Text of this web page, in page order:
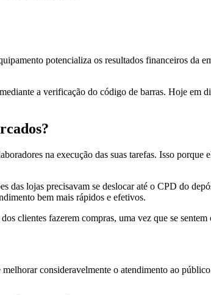
potencializa os resultados financeiros da
a verificação do código de barras. Hoje em
na execução das suas tarefas. Isso
das lojas precisavam se deslocar até o CPD do
bem mais rápidos e efetivos.
clientes fazerem compras, uma vez que se
consideravelmente o atendimento ao